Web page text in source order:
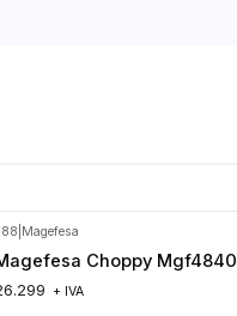
Magefesa
Choppy Mgf4840
+ IVA